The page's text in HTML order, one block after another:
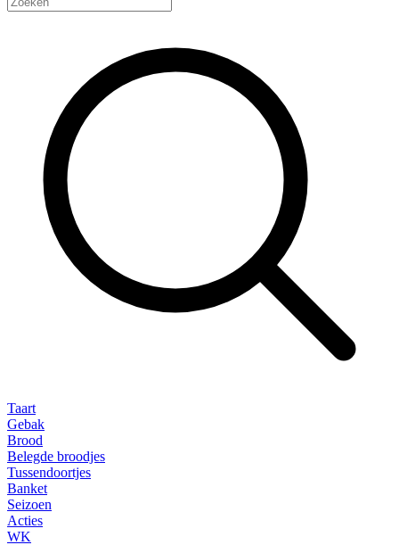
Taart
Gebak
Brood
Belegde broodjes
Tussendoortjes
Banket
Seizoen
Acties
WK